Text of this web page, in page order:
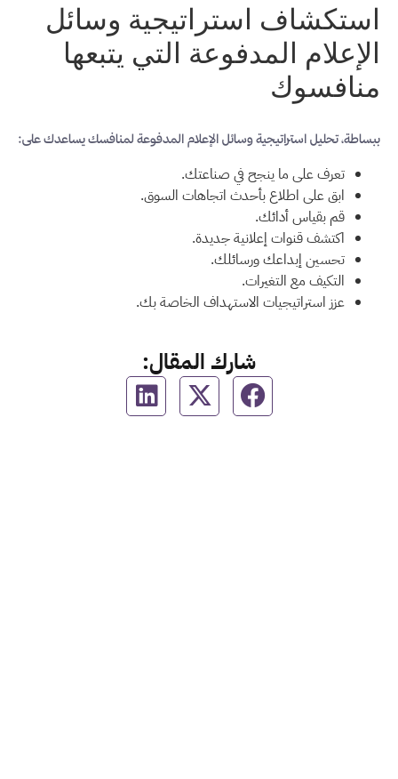
استكشاف استراتيجية وسائل
الإعلام المدفوعة التي يتبعها
منافسوك
ببساطة، تحليل استراتيجية وسائل الإعلام المدفوعة لمنافسك يساعدك على:
تعرف على ما ينجح في صناعتك.
ابق على اطلاع بأحدث اتجاهات السوق.
قم بقياس أدائك.
اكتشف قنوات إعلانية جديدة.
تحسين إبداعك ورسائلك.
التكيف مع التغيرات.
عزز استراتيجيات الاستهداف الخاصة بك.
شارك المقال: